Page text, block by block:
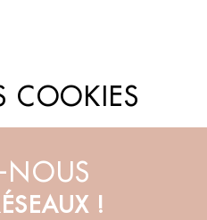
COOKIES
NOUS
!